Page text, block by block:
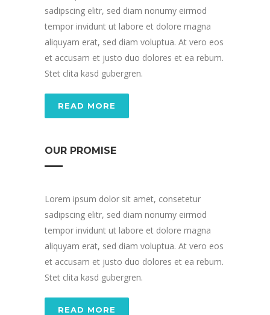
sadipscing elitr, sed diam nonumy eirmod
tempor invidunt ut labore et dolore magna
aliquyam erat, sed diam voluptua. At vero eos
et accusam et justo duo dolores et ea rebum.
Stet clita kasd gubergren.
READ MORE
OUR PROMISE
Lorem ipsum dolor sit amet, consetetur
sadipscing elitr, sed diam nonumy eirmod
tempor invidunt ut labore et dolore magna
aliquyam erat, sed diam voluptua. At vero eos
et accusam et justo duo dolores et ea rebum.
Stet clita kasd gubergren.
READ MORE